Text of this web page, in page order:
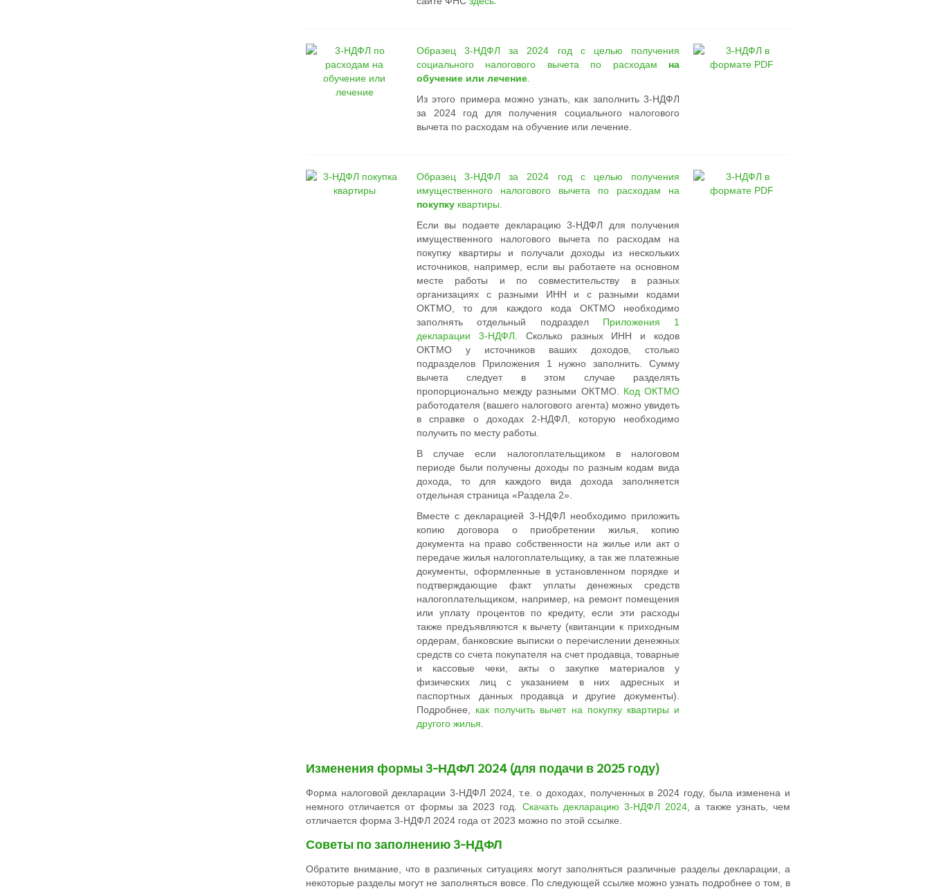
Образец 3-НДФЛ за 2024 год с целью получения
социального налогового вычета по расходам на
обучение или лечение
Из этого примера можно узнать, как заполнить 3-НДФЛ
за 2024 год для получения социального налогового
вычета по расходам на обучение или лечение.
Образец 3-НДФЛ за 2024 год с целью получения
имущественного налогового вычета по расходам на
покупку квартиры.
Если вы подаете декларацию 3-НДФЛ для получения
имущественного налогового вычета по расходам на
покупку квартиры и получали доходы из нескольких
источников , например, если вы работаете на основном
месте работы и по совместительству в разных
организациях с разными ИНН и с разными кодами
ОКТМО , то для каждого кода ОКТМО необходимо
заполнять отдельный подраздел Приложения 1
декларации 3-НДФЛ . Сколько разных ИНН и кодов
ОКТМО у источников ваших доходов, столько
подразделов Приложения 1 нужно заполнить. Сумму
вычета следует в этом случае разделять
пропорционально между разными ОКТМО. Код ОКТМО
работодателя (вашего налогового агента) можно увидеть
в справке о доходах 2-НДФЛ, которую необходимо
получить по месту работы.
В случае если налогоплательщиком в налоговом
периоде были получены доходы по разным кодам вида
дохода, то для каждого вида дохода заполняется
отдельная страница «Раздела 2».
Вместе с декларацией 3-НДФЛ необходимо приложить
копию договора о приобретении жилья, копию
документа на право собственности на жилье или акт о
передаче жилья налогоплательщику, а так же платежные
документы, оформленные в установленном порядке и
подтверждающие факт уплаты денежных средств
налогоплательщиком, например, на ремонт помещения
или уплату процентов по кредиту, если эти расходы
также предъявляются к вычету (квитанции к приходным
ордерам, банковские выписки о перечислении денежных
средств со счета покупателя на счет продавца, товарные
и кассовые чеки, акты о закупке материалов у
физических лиц с указанием в них адресных и
паспортных данных продавца и другие документы).
Подробнее, как получить вычет на покупку квартиры и
другого жилья
Изменения формы 3-НДФЛ 2024 (для подачи в 2025 году)
Форма налоговой декларации 3-НДФЛ 2024, т.е. о доходах, полученных в 2024 году, была изменена и
немного отличается от формы за 2023 год. Скачать декларацию 3-НДФЛ 2024 , а также узнать, чем
отличается форма 3-НДФЛ 2024 года от 2023 можно по этой ссылке.
Советы по заполнению 3-НДФЛ
Обратите внимание, что в различных ситуациях могут заполняться различные разделы декларации, а
некоторые разделы могут не заполняться вовсе. По следующей ссылке можно узнать подробнее о том, в